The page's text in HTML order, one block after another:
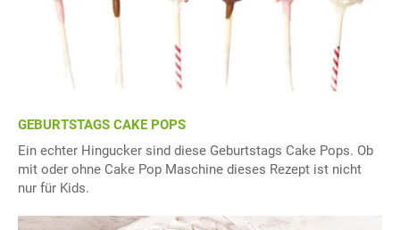
GEBURTSTAGS CAKE POPS
Ein echter Hingucker sind diese Geburtstags Cake Pops. Ob
mit oder ohne Cake Pop Maschine dieses Rezept ist nicht
nur für Kids.